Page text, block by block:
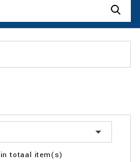

totaal item(s)